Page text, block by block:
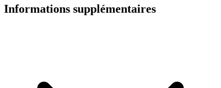
Informations supplémentaires